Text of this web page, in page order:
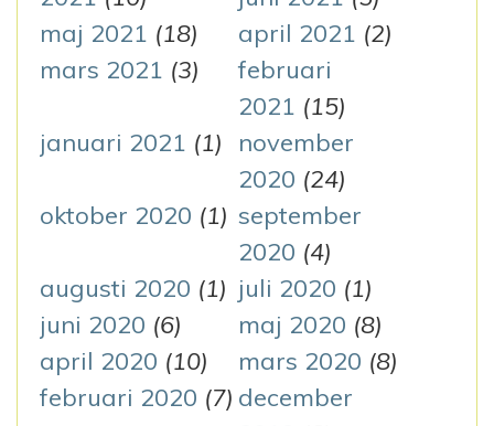
maj 2021 (18) april 2021 (2)
mars 2021 (3)
februari
2021 (15)
januari 2021 (1)
november
2020 (24)
oktober 2020 (1) september
2020 (4)
augusti 2020 (1) juli 2020 (1)
juni 2020 (6) maj 2020 (8)
april 2020 (10) mars 2020 (8)
februari 2020 (7) december